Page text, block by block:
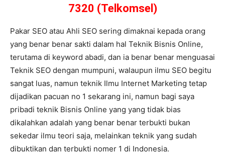
7320 (Telkomsel)
Pakar SEO atau Ahli SEO sering dimaknai kepada orang
yang benar benar sakti dalam hal Teknik Bisnis Online,
terutama di keyword abadi, dan ia benar benar menguasai
Teknik SEO dengan mumpuni, walaupun ilmu SEO begitu
sangat luas, namun teknik Ilmu Internet Marketing tetap
dijadikan pacuan no 1 sekarang ini, namun bagi saya
pribadi teknik Bisnis Online yang yang tidak bias
dikalahkan adalah yang benar benar terbukti bukan
sekedar ilmu teori saja, melainkan teknik yang sudah
dibuktikan dan terbukti nomer 1 di Indonesia.